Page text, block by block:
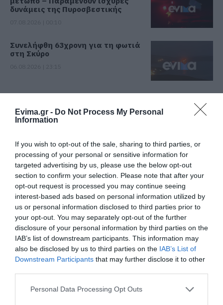
Evima.gr - Do Not Process My Personal
Information
If you wish to opt-out of the sale, sharing to third parties, or
processing of your personal or sensitive information for
targeted advertising by us, please use the below opt-out
section to confirm your selection. Please note that after your
opt-out request is processed you may continue seeing
interest-based ads based on personal information utilized by
us or personal information disclosed to third parties prior to
your opt-out. You may separately opt-out of the further
disclosure of your personal information by third parties on the
IAB’s list of downstream participants. This information may
also be disclosed by us to third parties on the IAB’s List of
Downstream Participants that may further disclose it to other
Please note that this website/app uses one or more Google
Personal Data Processing Opt Outs
δυνάμεις της Πυροσβεστικής
Συνελήφθη 63χρονη για τη φωτιά
στη Σκύρο
και βίντεο
Εύβοια: Με κατάνυξη και πλήθος
κόσμου η μεγάλη γιορτή στους
Ωρεούς – Παρών ο Θανάσης
Ζεμπίλης
06.08.2026 | 22:00
Συντάξεις Σεπτεμβρίου 2026:
Πότε πληρώνονται οι δικαιούχοι –
Οι ημερομηνίες του e-ΕΦΚΑ
06.08.2026 | 21:40
Σοκ στην Εύβοια με την κοπέλα
06.08.2026 | 21:20 Όλες οι τελευταίες ειδήσεις